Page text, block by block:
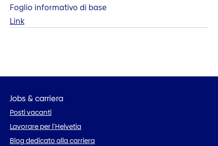
Foglio informativo di base
Link
Jobs & carriera
Posti vacanti
Lavorare per l’Helvetia
Blog dedicato alla carriera